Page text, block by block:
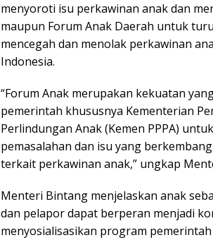
menyoroti isu perkawinan anak dan
maupun Forum Anak Daerah untuk
mencegah dan menolak perkawinan
Indonesia.
“Forum Anak merupakan kekuatan
pemerintah khususnya Kementerian
Perlindungan Anak (Kemen PPPA)
pemasalahan dan isu yang
terkait perkawinan anak,” ungkap
Menteri Bintang menjelaskan anak
dan pelapor dapat berperan menjadi
menyosialisasikan program